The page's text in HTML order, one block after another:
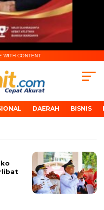
WITH CONTENT
DAERAH BISNIS